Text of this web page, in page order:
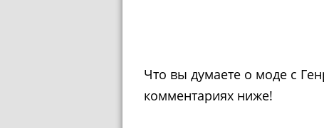
Что вы думаете о моде с
комментариях ниже!